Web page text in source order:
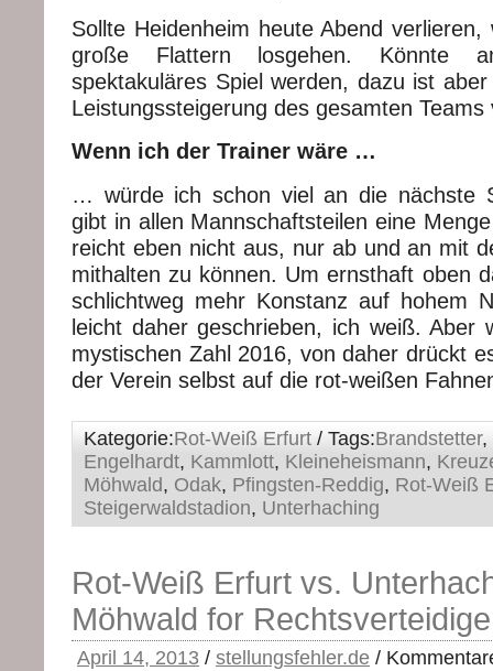
Sollte Heidenheim heute Abend
große Flattern losgehen. Könnte
spektakuläres Spiel werden, dazu ist
Leistungssteigerung des gesamten Teams
Wenn ich der Trainer wäre …
… würde ich schon viel an die nächste
gibt in allen Mannschaftsteilen eine
reicht eben nicht aus, nur ab und an mit
mithalten zu können. Um ernsthaft oben
schlichtweg mehr Konstanz auf hohem
leicht daher geschrieben, ich weiß. Aber
mystischen Zahl 2016, von daher drückt
der Verein selbst auf die rot-weißen
Kategorie:Rot-Weiß Erfurt / Tags:Brandstetter,
Engelhardt, Kammlott, Kleineheismann,
Möhwald, Odak, Pfingsten-Reddig, Rot-Weiß
Steigerwaldstadion, Unterhaching
Rot-Weiß Erfurt vs.
Möhwald for
April 14, 2013 / stellungsfehler.de /